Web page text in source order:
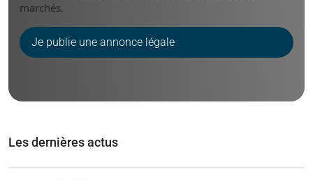
marchés.
Je publie une annonce légale
Les dernières actus